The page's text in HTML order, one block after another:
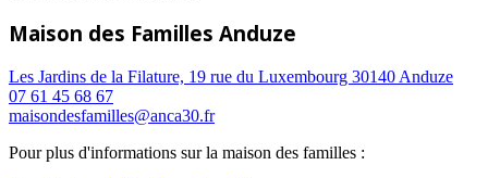
Maison des Familles Anduze
Les Jardins de la Filature, 19 rue du Luxembourg 30140 Anduze
07 61 45 68 67
maisondesfamilles@anca30.fr
Pour plus d'informations sur la maison des familles :